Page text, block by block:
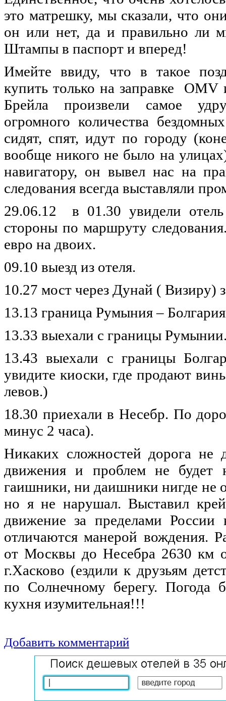
это матрешку, мы сказали, что
он или нет, да и правильно ли
Штампы в паспорт и вперед!
Имейте
ввиду, что в такое
купить только на заправке
OMV
Брейла
произвели самое
огромного количества бездомных
сидят, спят,идут по городу(
вообще никого не было на улицах
навигатору, он вывелнас на
следования всегда выставляли
29.06.12 в 01.30 увидели отель
стороны по маршруту следования
евро на двоих.
09.10 выезд из отеля.
10.27 мост через Дунай ( Визиру)
13.13 граница Румыния– Болгария
13.33 выехали с границы Румынии
13.43выехали с границы
увидите киоски, гдепродают
левов.)
18.30 приехали в Несебр. По
минус 2 часа).
Никаких сложностей дорога не
движения и проблем не будет
гаишники,ни даишники нигде не
но я не нарушал. Выставил
движение за пределами России
отличаются манерой вождения.
от Москвы до Несебра 2630км
г.Хасково (ездили к друзьям
по Солнечному берегу. Погода
кухня изумительная!!!
Добавить комментарий